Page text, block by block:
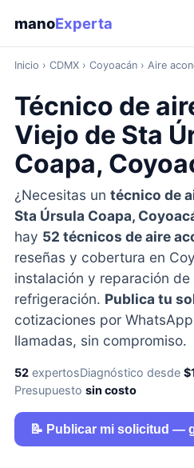
manoExperta
Inicio › CDMX› Coyoacán › Aire
Técnico de
Viejo de Sta
Coapa,
¿Necesitas un técnico de
Sta Úrsula Coapa,
hay 52 técnicos de aire
reseñas y cobertura en
instalación y reparación
refrigeración. Publica tu
cotizaciones por
llamadas, sin compromiso.
52expertosDiagnóstico desde
Presupuesto sin costo
📝 Publicar mi solicitud —